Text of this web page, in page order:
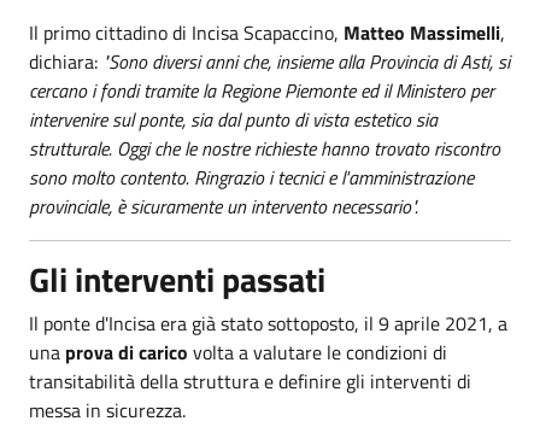
Il primo cittadino di Incisa Scapaccino, Matteo Massimelli,
dichiara: "Sono diversi anni che, insieme alla Provincia di Asti, si
cercano i fondi tramite la Regione Piemonte ed il Ministero per
intervenire sul ponte, sia dal punto di vista estetico sia
strutturale. Oggi che le nostre richieste hanno trovato riscontro
sono molto contento. Ringrazio i tecnici e l'amministrazione
provinciale, è sicuramente un intervento necessario".
Gli interventi passati
Il ponte d'Incisa era già stato sottoposto, il 9 aprile 2021, a
una prova di carico volta a valutare le condizioni di
transitabilità della struttura e definire gli interventi di
messa in sicurezza.